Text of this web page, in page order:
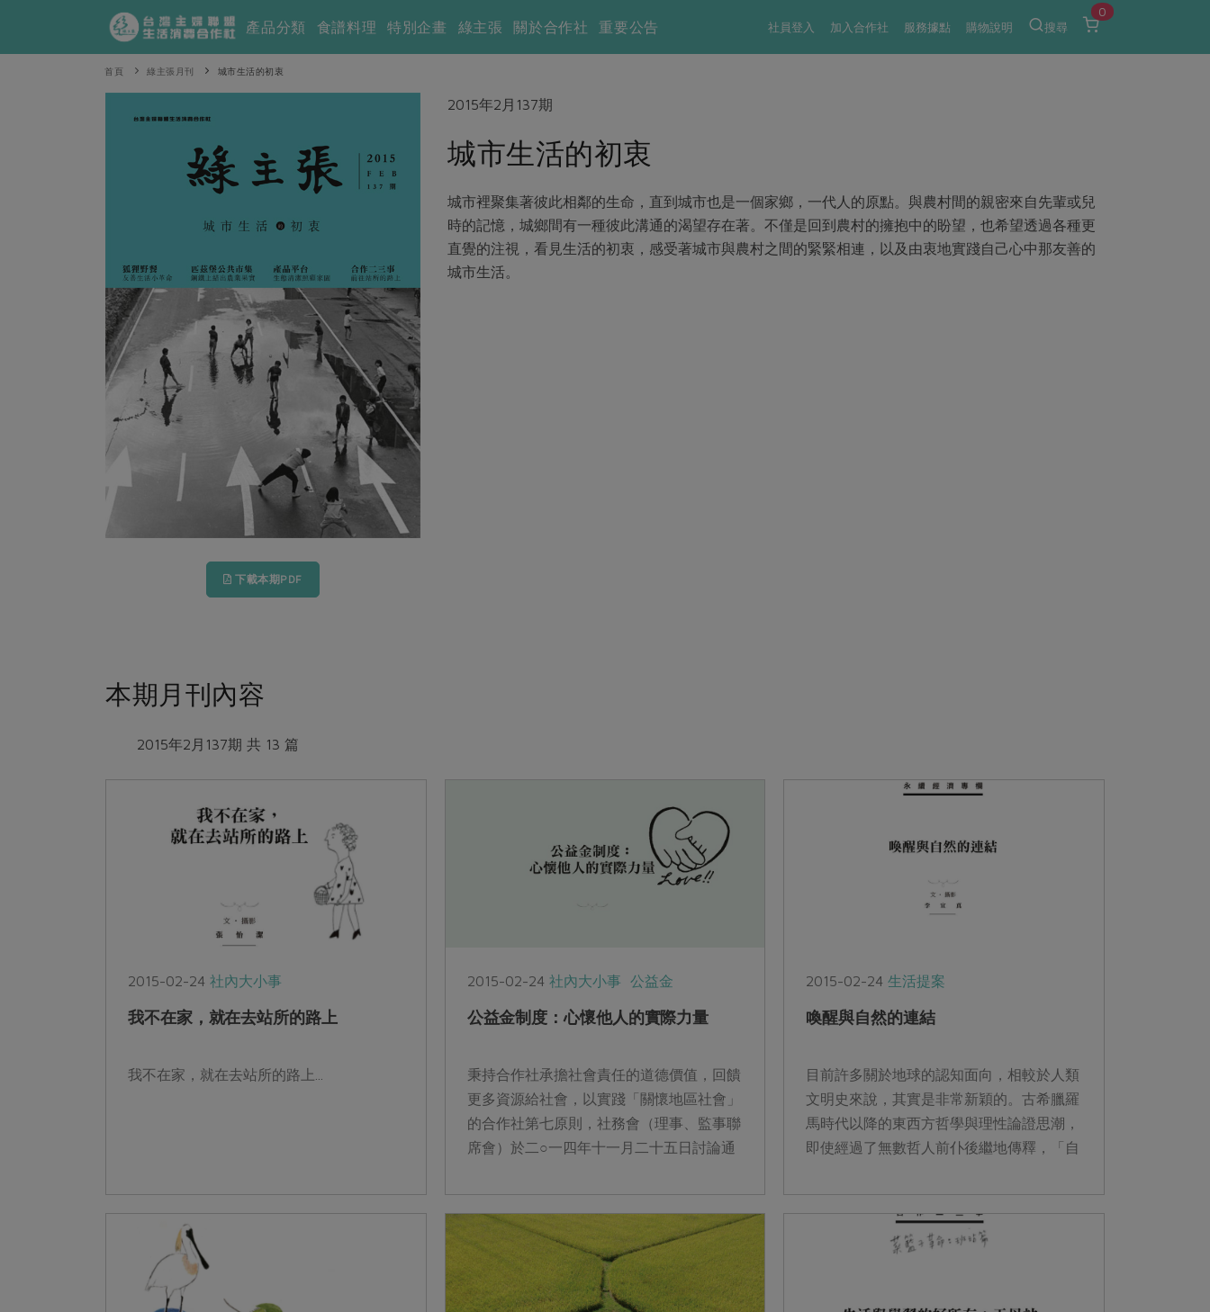
社員登入 加入合作社 服務據點 購物說明 搜尋
0
產品分類 食譜料理 特別企畫 綠主張 關於合作社 重要公告
首頁 綠主張月刊 城市生活的初衷
下載本期PDF
2015年2月137期
城市生活的初衷
城市裡聚集著彼此相鄰的生命，直到城市也是一個家鄉，一代人的原點。與農村間的親密來自先輩或兒
時的記憶，城鄉間有一種彼此溝通的渴望存在著。不僅是回到農村的擁抱中的盼望，也希望透過各種更
直覺的注視，看見生活的初衷，感受著城市與農村之間的緊緊相連，以及由衷地實踐自己心中那友善的
城市生活。
本期月刊內容
2015年2月137期 共 13 篇
2015-02-24 社內大小事
我不在家，就在去站所的路上
我不在家，就在去站所的路上...
2015-02-24 社內大小事 公益金
公益金制度：心懷他人的實際力量
秉持合作社承擔社會責任的道德價值，回饋
更多資源給社會，以實踐「關懷地區社會」
的合作社第七原則，社務會（理事、監事聯
席會）於二○一四年十一月二十五日討論通
分配...
2015-02-24生活提案
喚醒與自然的連結
目前許多關於地球的認知面向，相較於人類
文明史來說，其實是非常新穎的。古希臘羅
馬時代以降的東西方哲學與理性論證思潮，
即使經過了無數哲人前仆後繼地傳釋，「自
定的...